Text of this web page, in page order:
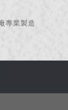
專業製造
林79號